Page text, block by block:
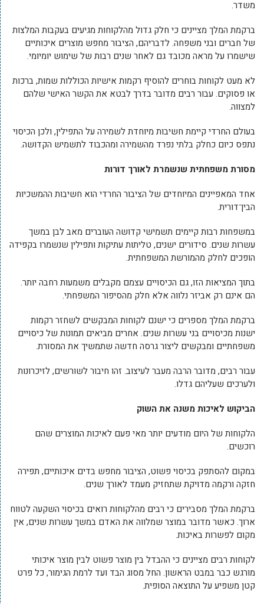
משדר.
ברקמת המלך מציינים כי חלק גדול מהלקוחות מגיעים בעקבות המלצות
של חברים ובני משפחה. לדבריהם, הציבור מחפש מוצרים איכותיים
שישמרו על מראה מכובד גם לאחר שנים רבות של שימוש יומיומי.
לא מעט לקוחות בוחרים להוסיף רקמות אישיות הכוללות שמות, ברכות
או פסוקים. עבור רבים מדובר בדרך לבטא את הקשר האישי שלהם
למצווה.
בעולם החרדי קיימת חשיבות מיוחדת לשמירה על התפילין, ולכן הכיסוי
נתפס כיום כחלק בלתי נפרד מהשמירה ומהכבוד לתשמיש הקדושה.
מסורת משפחתית שנשמרת לאורך דורות
אחד המאפיינים המיוחדים של הציבור החרדי הוא חשיבות ההמשכיות
הבין־דורית.
במשפחות רבות קיימים תשמישי קדושה העוברים מאב לבן במשך
עשרות שנים. סידורים ישנים, טליתות עתיקות ותפילין שנשמרו בקפידה
הופכים לחלק מהמורשת המשפחתית.
בתוך המציאות הזו, גם הכיסויים עצמם מקבלים משמעות רחבה יותר.
הם אינם רק אביזר נלווה אלא חלק מהסיפור המשפחתי.
ברקמת המלך מספרים כי ישנם לקוחות המבקשים לשחזר רקמות
ישנות מכיסויים בני עשרות שנים. אחרים מביאים תמונות של כיסויים
משפחתיים ומבקשים ליצור גרסה חדשה שתמשיך את המסורת.
עבור רבים, מדובר הרבה מעבר לעיצוב. זהו חיבור לשורשים, לזיכרונות
ולערכים שעליהם גדלו.
הביקוש לאיכות משנה את השוק
הלקוחות של היום מודעים יותר מאי פעם לאיכות המוצרים שהם
רוכשים.
במקום להסתפק בכיסוי פשוט, הציבור מחפש בדים איכותיים, תפירה
חזקה ורקמה מדויקת שתחזיק מעמד לאורך שנים.
ברקמת המלך מסבירים כי רבים מהלקוחות רואים בכיסוי השקעה לטווח
ארוך. כאשר מדובר במוצר שמלווה את האדם במשך עשרות שנים, אין
מקום לפשרות באיכות.
לקוחות רבים מציינים כי ההבדל בין מוצר פשוט לבין מוצר איכותי
מורגש כבר במבט הראשון. החל מסוג הבד ועד לרמת הגימור, כל פרט
קטן משפיע על התוצאה הסופית.